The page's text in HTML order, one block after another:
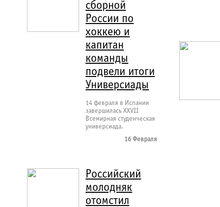
сборной
России по
хоккею и
капитан
команды
подвели итоги
Универсиады
14 февраля в Испании
завершилась XXVII
Всемирная студенческая
универсиада.
16 Февраля
Российский
молодняк
отомстил